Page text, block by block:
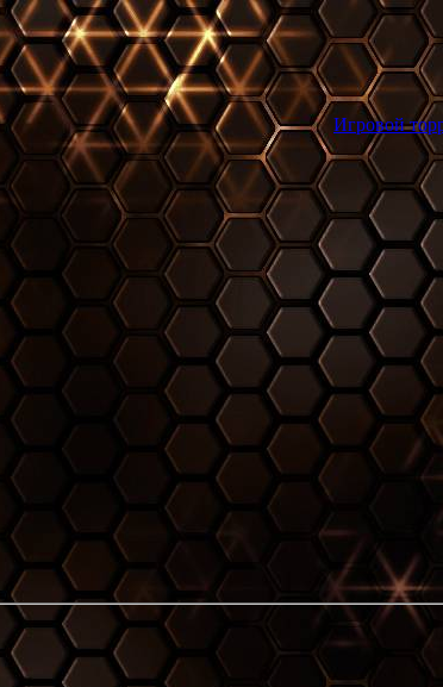
Игровой торрент трекер